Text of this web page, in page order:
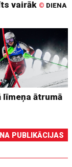
vairāk © DIENA
līmeņa ātrumā
PUBLIKĀCIJAS